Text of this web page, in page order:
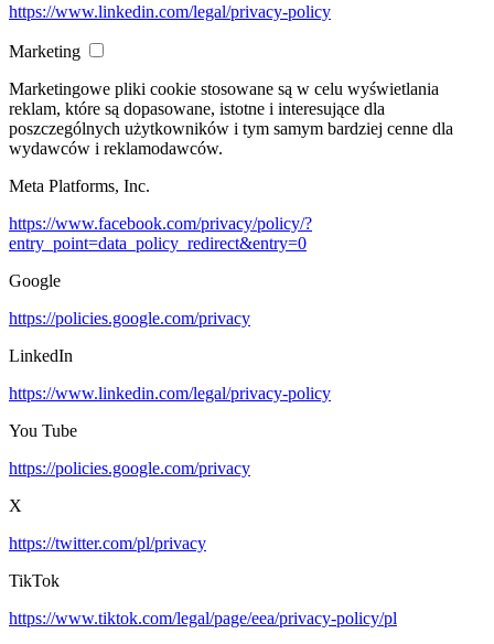
https://www.linkedin.com/legal/privacy-policy
Marketing
Marketingowe pliki cookie stosowane są w celu wyświetlania
reklam, które są dopasowane, istotne i interesujące dla
poszczególnych użytkowników i tym samym bardziej cenne dla
wydawców i reklamodawców.
Meta Platforms, Inc.
https://www.facebook.com/privacy/policy/?
entry_point=data_policy_redirect&entry=0
Google
https://policies.google.com/privacy
LinkedIn
https://www.linkedin.com/legal/privacy-policy
You Tube
https://policies.google.com/privacy
X
https://twitter.com/pl/privacy
TikTok
https://www.tiktok.com/legal/page/eea/privacy-policy/pl